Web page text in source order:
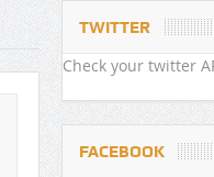
TWITTER
Check your twitter
FACEBOOK